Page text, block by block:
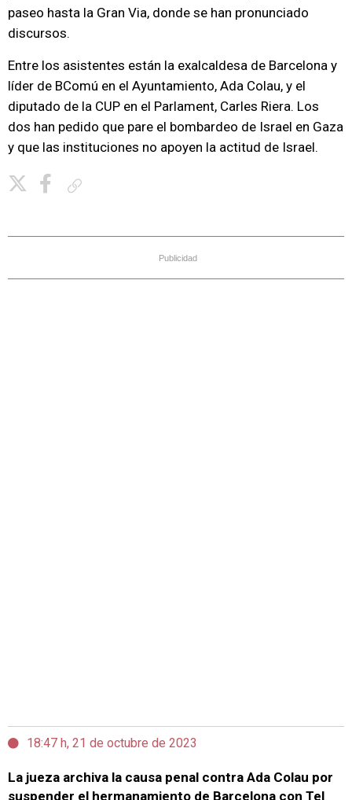
paseo hasta la Gran Via, donde se han pronunciado
discursos.
Entre los asistentes están la exalcaldesa de Barcelona y
líder de BComú en el Ayuntamiento, Ada Colau, y el
diputado de la CUP en el Parlament, Carles Riera. Los
dos han pedido que pare el bombardeo de Israel en Gaza
y que las instituciones no apoyen la actitud de Israel.
Publicidad
18:47 h, 21 de octubre de 2023
La jueza archiva la causa penal contra Ada Colau por
suspender el hermanamiento de Barcelona con Tel